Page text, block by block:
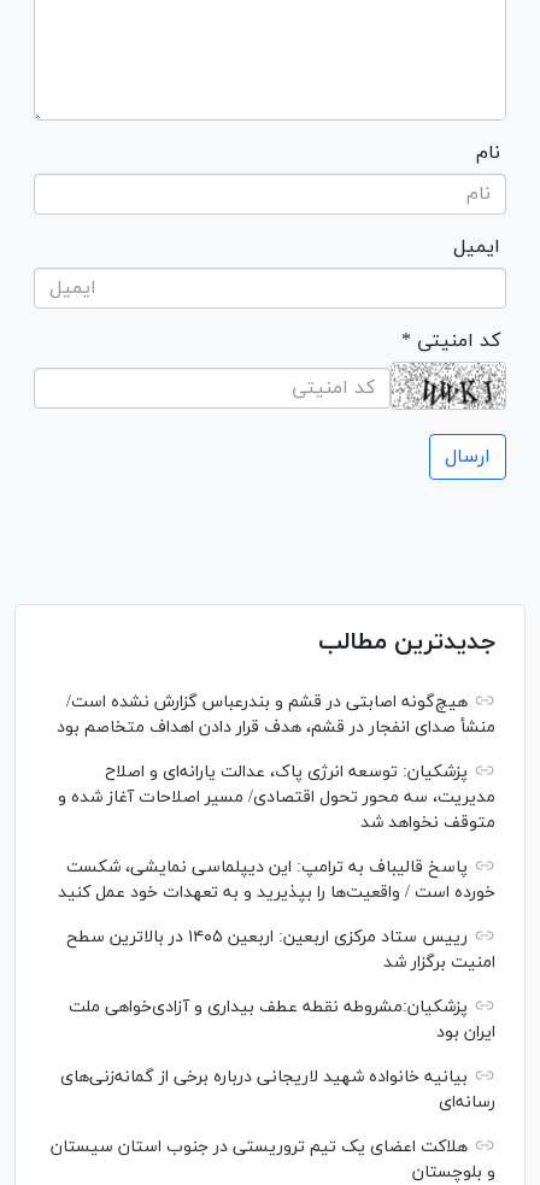
نام
ایمیل
* کد امنیتی
جدیدترین مطالب
هیچ‌گونه اصابتی در قشم و بندرعباس گزارش نشده است/
منشأ صدای انفجار در قشم، هدف قرار دادن اهداف متخاصم بود
پزشکیان: توسعه انرژی پاک، عدالت یارانه‌ای و اصلاح
مدیریت، سه محور تحول اقتصادی/ مسیر اصلاحات آغاز شده و
متوقف نخواهد شد
پاسخ قالیباف به ترامپ: این دیپلماسی نمایشی، شکست
خورده است / واقعیت‌ها را بپذیرید و به تعهدات خود عمل کنید
رییس ستاد مرکزی اربعین: اربعین ۱۴۰۵ در بالاترین سطح
امنیت برگزار شد
پزشکیان:مشروطه نقطه عطف بیداری و آزادی‌خواهی ملت
ایران بود
بیانیه خانواده شهید لاریجانی درباره برخی از گمانه‌زنی‌های
رسانه‌ای
هلاکت اعضای یک تیم تروریستی در جنوب استان سیستان
و بلوچستان